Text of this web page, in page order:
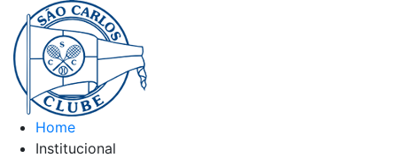
Home
Institucional